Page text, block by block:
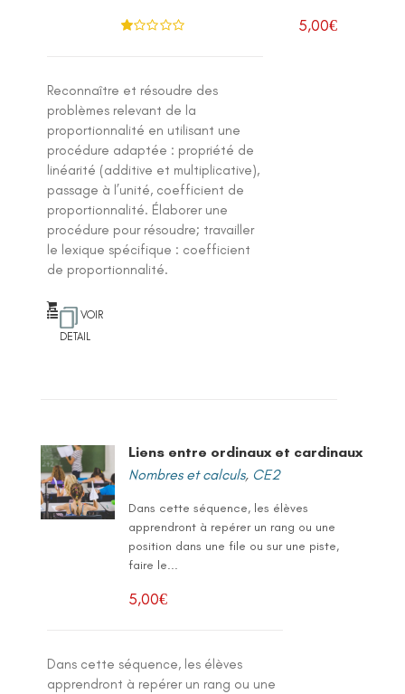
0
su
5,00€
Reconnaître et résoudre des
problèmes relevant de la
proportionnalité en utilisant une
procédure adaptée : propriété de
linéarité (additive et multiplicative),
passage à l’unité, coefficient de
proportionnalité. Élaborer une
procédure pour résoudre; travailler
le lexique spécifique : coefficient
de proportionnalité.
VOIR
DETAIL
Liens entre ordinaux et cardinaux
Nombres et calculs, CE2
Dans cette séquence, les élèves
apprendront à repérer un rang ou une
position dans une file ou sur une piste,
faire le...
5,00€
Dans cette séquence, les élèves
apprendront à repérer un rang ou une